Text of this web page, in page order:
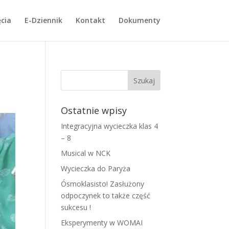
E-Dziennik Kontakt Dokumenty
Ostatnie wpisy
Integracyjna wycieczka klas 4
– 8
Musical w NCK
Wycieczka do Paryża
Ósmoklasisto! Zasłużony
odpoczynek to także część
sukcesu !
Eksperymenty w WOMAI